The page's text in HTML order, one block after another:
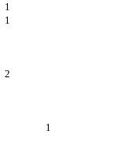
1
1
2
1